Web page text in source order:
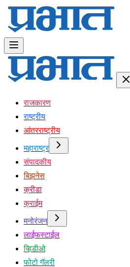
राजकारण
राष्ट्रीय
आंतरराष्ट्रीय
महाराष्ट्र
संपादकीय
बिझनेस
क्रीडा
क्राईम
मनोरंजन
लाईफस्टाईल
व्हिडीओ
फोटो गॅलरी